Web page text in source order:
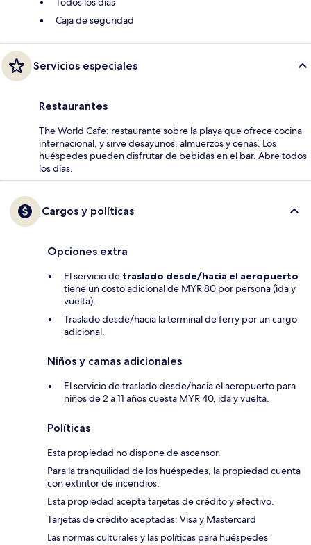
Caja de seguridad
Servicios especiales
Restaurantes
The World Cafe: restaurante sobre la playa que ofrece cocina
internacional, y sirve desayunos, almuerzos y cenas. Los
huéspedes pueden disfrutar de bebidas en el bar. Abre todos
los días.
Cargos y políticas
Opciones extra
El servicio de traslado desde/hacia el aeropuerto
tiene un costo adicional de MYR 80 por persona (ida y
vuelta).
Traslado desde/hacia la terminal de ferry por un cargo
adicional.
Niños y camas adicionales
El servicio de traslado desde/hacia el aeropuerto para
niños de 2 a 11 años cuesta MYR 40, ida y vuelta.
Políticas
Esta propiedad no dispone de ascensor.
Para la tranquilidad de los huéspedes, la propiedad cuenta
con extintor de incendios.
Esta propiedad acepta tarjetas de crédito y efectivo.
Tarjetas de crédito aceptadas: Visa y Mastercard
Las normas culturales y las políticas para huéspedes